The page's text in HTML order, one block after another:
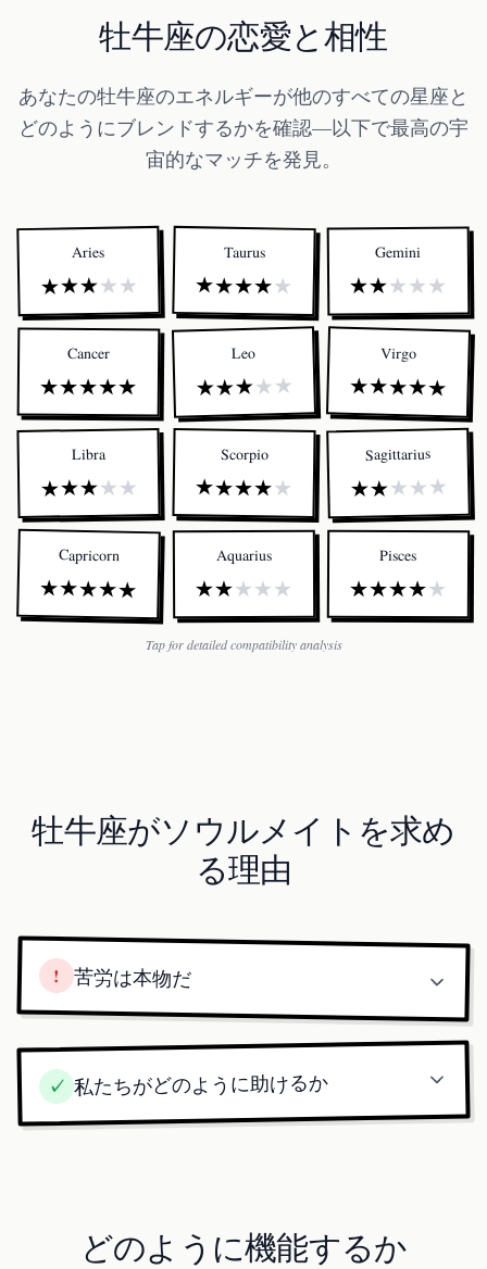
牡牛座の恋愛と相性
あなたの牡牛座のエネルギーが他のすべての星座と
どのようにブレンドするかを確認—以下で最高の宇
宙的なマッチを発見。
Aries
★★★★★
Taurus
★★★★★
Gemini
★★★★★
Cancer
★★★★★
Leo
★★★★ ★
Virgo
★★★★★
Libra
★★★★★
Scorpio
★★★★★
Sagittarius
★★★★★
Capricorn
★★★★★
Aquarius
★★★★★
Pisces
★★★★★
Tap for detailed compatibility analysis
牡牛座がソウルメイトを求め
る理由
! 苦労は本物だ
✓ 私たちがどのように助けるか
どのように機能するか